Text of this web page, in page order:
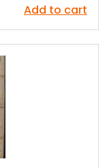
Add to cart